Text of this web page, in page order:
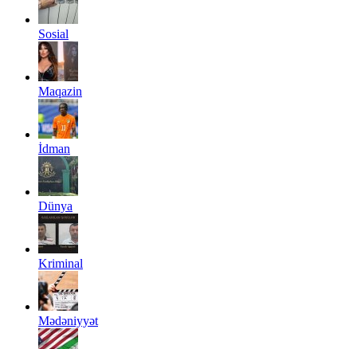
Sosial
Maqazin
İdman
Dünya
Kriminal
Mədəniyyət